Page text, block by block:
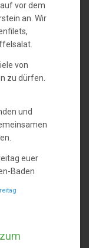
vor dem
an. Wir
von
zu dürfen.
und
euer
Baden